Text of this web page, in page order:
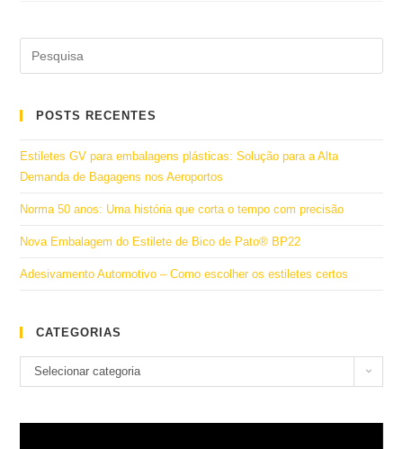
POSTS RECENTES
Estiletes GV para embalagens plásticas: Solução para a Alta
Demanda de Bagagens nos Aeroportos
Norma 50 anos: Uma história que corta o tempo com precisão
Nova Embalagem do Estilete de Bico de Pato® BP22
Adesivamento Automotivo – Como escolher os estiletes certos
CATEGORIAS
Categorias
Selecionar categoria